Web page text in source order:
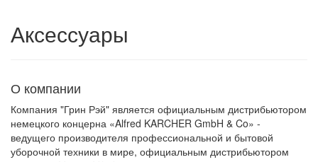
Аксессуары
О компании
Компания "Грин Рэй" является официальным дистрибьютором
немецкого концерна «Alfred KARCHER GmbH & Co» -
ведущего производителя профессиональной и бытовой
уборочной техники в мире, официальным дистрибьютором